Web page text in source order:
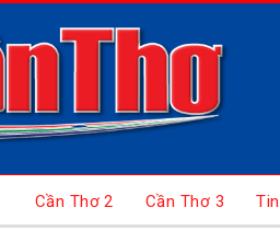
Cần Thơ 2 Cần Thơ 3